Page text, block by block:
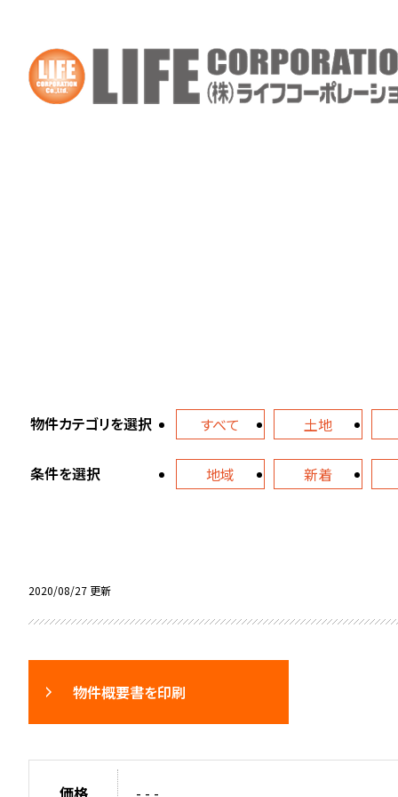
物件カテゴリを選択 すべて 土地
条件を選択 地域 新着
2020/08/27 更新
物件概要書を印刷
価格 - - -